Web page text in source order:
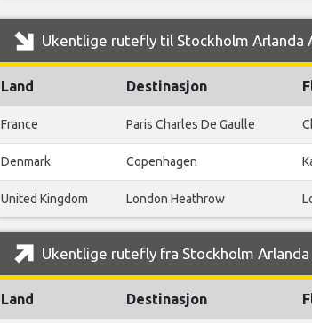
Ukentlige rutefly til Stockholm
Land Destinasjon
France Paris Charles De Gaulle
Denmark Copenhagen
United Kingdom London Heathrow
Ukentlige rutefly fra Stockholm
Land Destinasjon